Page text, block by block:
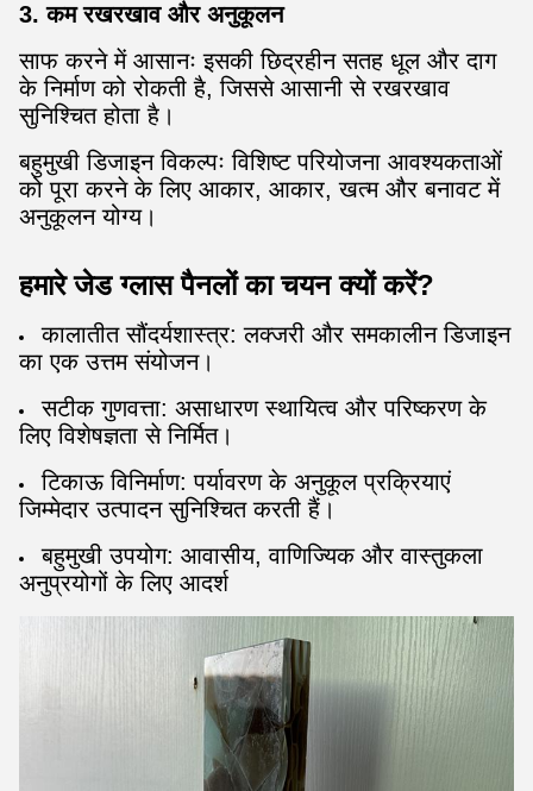
3. कम रखरखाव और अनुकूलन
साफ करने में आसानः इसकी छिद्रहीन सतह धूल और दाग
के निर्माण को रोकती है, जिससे आसानी से रखरखाव
सुनिश्चित होता है।
बहुमुखी डिजाइन विकल्पः विशिष्ट परियोजना आवश्यकताओं
को पूरा करने के लिए आकार, आकार, खत्म और बनावट में
अनुकूलन योग्य।
हमारे जेड ग्लास पैनलों का चयन क्यों करें?
कालातीत सौंदर्यशास्त्र: लक्जरी और समकालीन डिजाइन
का एक उत्तम संयोजन।
सटीक गुणवत्ता: असाधारण स्थायित्व और परिष्करण के
लिए विशेषज्ञता से निर्मित।
टिकाऊ विनिर्माण: पर्यावरण के अनुकूल प्रक्रियाएं
जिम्मेदार उत्पादन सुनिश्चित करती हैं।
बहुमुखी उपयोग: आवासीय, वाणिज्यिक और वास्तुकला
अनुप्रयोगों के लिए आदर्श